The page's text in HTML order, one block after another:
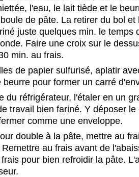
l'eau, le lait tiède et le
de pâte. La retirer du bol
juste quelques min. le temps
Faire une croix sur le
min. au frais.
de papier sulfurisé, aplatir
beurre pour former un carré
du réfrigérateur, l'étaler en un
travail bien fariné. Y déposer
comme une enveloppe.
double à la pâte, mettre au
au frais avant de
pour bien refroidir la pâte.